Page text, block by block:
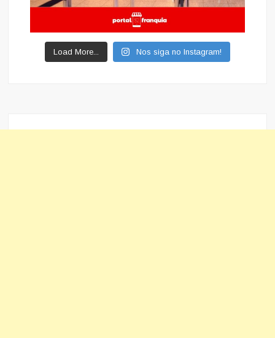
Load More... Nos siga no Instagram!